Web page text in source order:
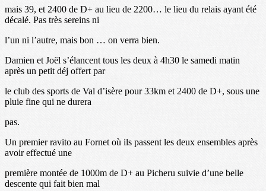
mais 39, et 2400 de D+ au lieu de 2200… le lieu du relais ayant été
décalé. Pas très sereins ni
l’un ni l’autre, mais bon … on verra bien.
Damien et Joël s’élancent tous les deux à 4h30 le samedi matin
après un petit déj offert par
le club des sports de Val d’isère pour 33km et 2400 de D+, sous une
pluie fine qui ne durera
pas.
Un premier ravito au Fornet où ils passent les deux ensembles après
avoir effectué une
première montée de 1000m de D+ au Picheru suivie d’une belle
descente qui fait bien mal